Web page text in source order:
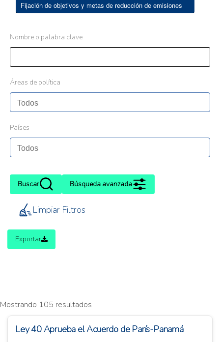
Fijación de objetivos y metas de reducción de emisiones
Nombre o palabra clave
Áreas de política
Países
Buscar Búsqueda avanzada
Limpiar Filtros
Exportar
Mostrando 105 resultados
Ley 40 Aprueba el Acuerdo de París-Panamá